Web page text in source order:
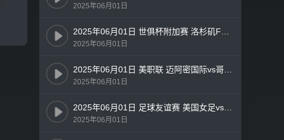
2025年06月01日
2025年06月01日 世俱杯附加赛 洛杉矶FCvs墨西哥美洲 全场录像
2025年06月01日
2025年06月01日 美职联 迈阿密国际vs哥伦布机员 全场录像
2025年06月01日
2025年06月01日 足球友谊赛 美国女足vs中国女足 全场录像
2025年06月01日